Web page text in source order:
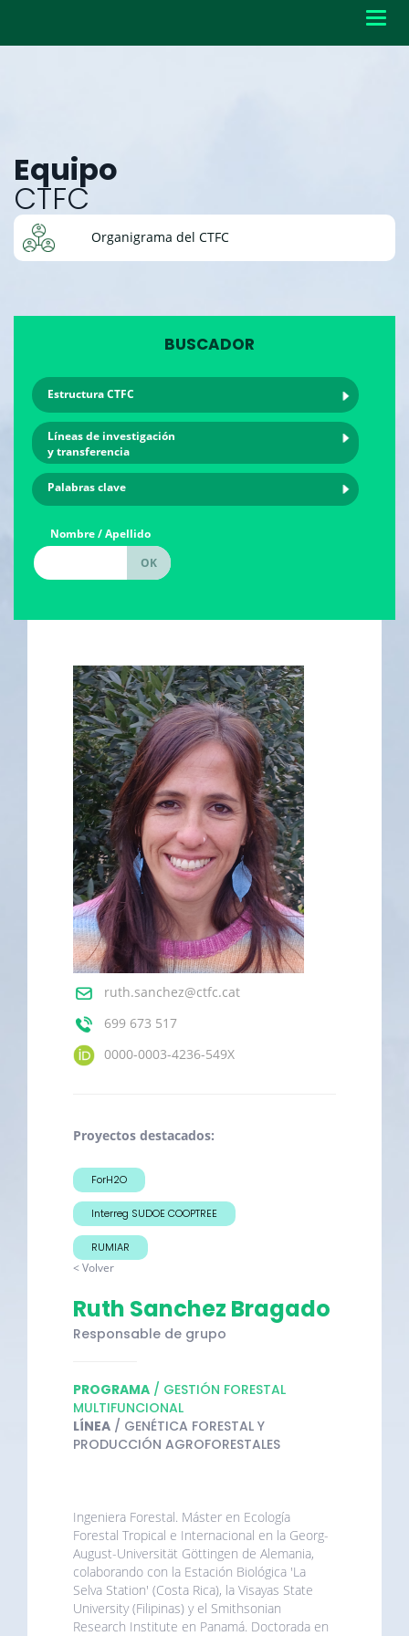
Equipo
CTFC
Organigrama del CTFC
BUSCADOR
Estructura CTFC
Líneas de investigación
y transferencia
Palabras clave
Nombre / Apellido
ruth.sanchez@ctfc.cat
699 673 517
0000-0003-4236-549X
Proyectos destacados:
ForH2O
Interreg SUDOE COOPTREE
RUMIAR
< Volver
Ruth Sanchez Bragado
Responsable de grupo
PROGRAMA / GESTIÓN FORESTAL
MULTIFUNCIONAL
LÍNEA / GENÉTICA FORESTAL Y
PRODUCCIÓN AGROFORESTALES
Ingeniera Forestal. Máster en Ecología
Forestal Tropical e Internacional en la Georg-
August-Universität Göttingen de Alemania,
colaborando con la Estación Biológica 'La
Selva Station' (Costa Rica), la Visayas State
University (Filipinas) y el Smithsonian
Research Institute en Panamá. Doctorada en